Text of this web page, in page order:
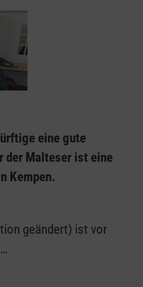
eine gute
der Malteser ist eine
Kempen.
geändert) ist vor